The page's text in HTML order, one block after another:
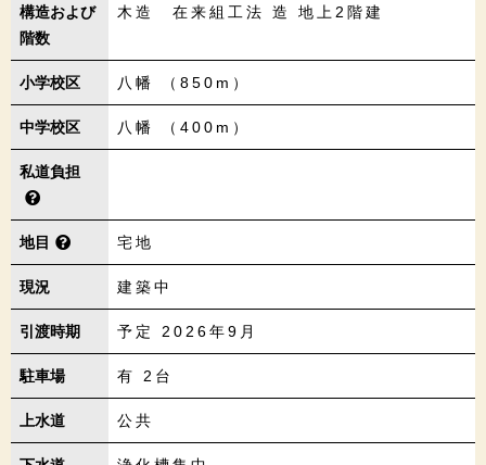
構造および
階数
木造 在来組工法 造 地上2階建
小学校区 八幡 （850m）
中学校区 八幡 （400m）
私道負担
地目 宅地
現況 建築中
引渡時期 予定 2026年9月
駐車場 有 2台
上水道 公共